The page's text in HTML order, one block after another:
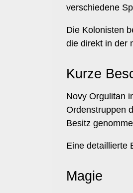
verschiedene
Die Kolonisten
die direkt in der
Kurze
Novy Orgulitan
Ordenstruppen
Besitz
Eine detaillierte
Magie